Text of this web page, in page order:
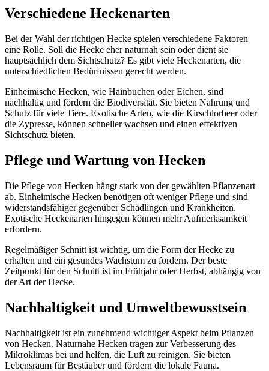
Verschiedene Heckenarten
Bei der Wahl der richtigen Hecke spielen verschiedene Faktoren
eine Rolle. Soll die Hecke eher naturnah sein oder dient sie
hauptsächlich dem Sichtschutz? Es gibt viele Heckenarten, die
unterschiedlichen Bedürfnissen gerecht werden.
Einheimische Hecken, wie Hainbuchen oder Eichen, sind
nachhaltig und fördern die Biodiversität. Sie bieten Nahrung und
Schutz für viele Tiere. Exotische Arten, wie die Kirschlorbeer oder
die Zypresse, können schneller wachsen und einen effektiven
Sichtschutz bieten.
Pflege und Wartung von Hecken
Die Pflege von Hecken hängt stark von der gewählten Pflanzenart
ab. Einheimische Hecken benötigen oft weniger Pflege und sind
widerstandsfähiger gegenüber Schädlingen und Krankheiten.
Exotische Heckenarten hingegen können mehr Aufmerksamkeit
erfordern.
Regelmäßiger Schnitt ist wichtig, um die Form der Hecke zu
erhalten und ein gesundes Wachstum zu fördern. Der beste
Zeitpunkt für den Schnitt ist im Frühjahr oder Herbst, abhängig von
der Art der Hecke.
Nachhaltigkeit und Umweltbewusstsein
Nachhaltigkeit ist ein zunehmend wichtiger Aspekt beim Pflanzen
von Hecken. Naturnahe Hecken tragen zur Verbesserung des
Mikroklimas bei und helfen, die Luft zu reinigen. Sie bieten
Lebensraum für Bestäuber und fördern die lokale Fauna.